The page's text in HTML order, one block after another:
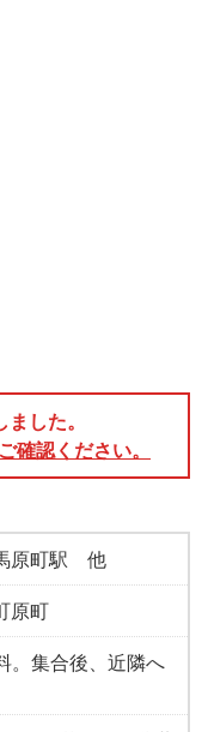
した。
確認ください。
原町駅 他
原町
。集合後、近隣へ